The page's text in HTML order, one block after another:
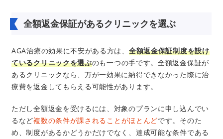
る人が多い傾向にあります。 この記事で
解説。記事の後半
全額返金保証があるクリニックを選ぶ
AGA治療の効果に不安がある方は、 全額返金保証制度を設け
ているクリニックを選ぶのも一つの手です。全額返金保証が
あるクリニックなら、万が一効果に納得できなかった際に治
療費を返金してもらえる可能性があります。
ただし全額返金を受けるには、対象のプランに申し込んでい
るなど複数の条件が課されることがほとんどです。そのた
め、制度があるかどうかだけでなく、達成可能な条件である